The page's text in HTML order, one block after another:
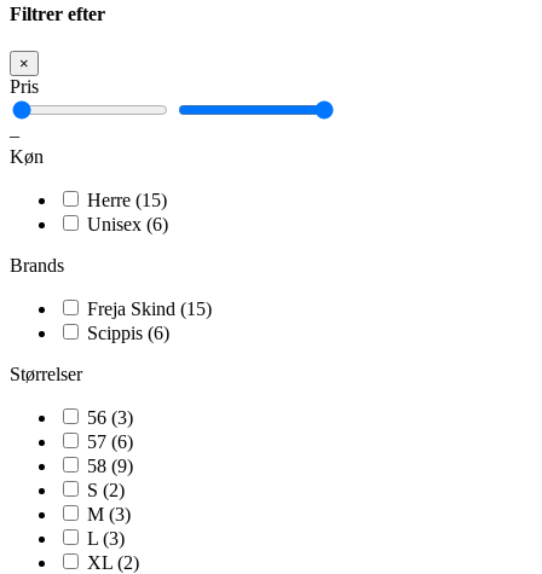
Filtrer efter
×
Pris
–
Køn
Herre (15)
Unisex (6)
Brands
Freja Skind (15)
Scippis (6)
Størrelser
56 (3)
57 (6)
58 (9)
S (2)
M (3)
L (3)
XL (2)